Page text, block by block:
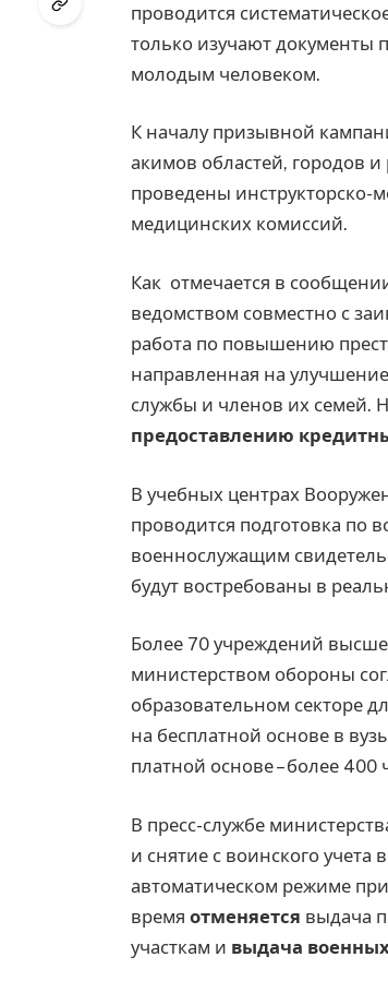
проводится
только изучают документы
молодым человеком.
К началу призывной
акимов областей, городов
проведены инструкторско-
медицинских комиссий.
Как отмечается в
ведомством совместно с
работа по повышению
направленная на
службы и членов их семей.
предоставлению
В учебных центрах
проводится подготовка по
военнослужащим
будут востребованы в
Более 70 учреждений
министерством обороны
образовательном секторе
на бесплатной основе в
платной основе – более 400
В пресс-службе
и снятие с воинского
автоматическом режиме
время отменяется выдача
участкам и выдача